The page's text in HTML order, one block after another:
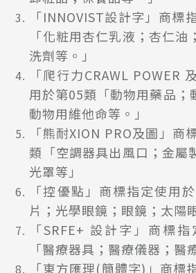
「INNOVIST設計字」商標
「化粧用杏仁乳液；杏仁
洗劑等。」
「爬行力CRAWL POWER
用於第05類「動物用藥品；
動物用維他命等。」
「熊耐XION PRO及圖」商
類「空調器具出風口；金屬
光罩等」
「控優點」商標指定使用
片；光學眼鏡；眼鏡；太陽
「SRFE+ 設計字」商標
「醫療器具；醫療儀器；醫
「東方匯理(簡體字)」商標